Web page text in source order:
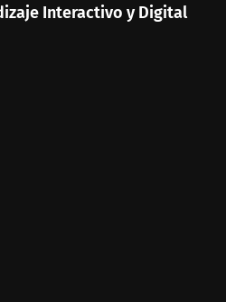
Interactivo y Digital